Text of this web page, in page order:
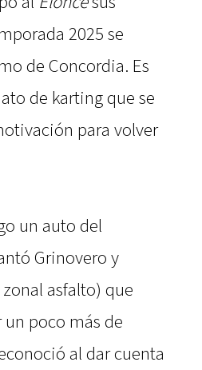
2025 se
de Concordia. Es
de karting que se
para volver
un auto del
Grinovero y
asfalto) que
poco más de
al dar cuenta